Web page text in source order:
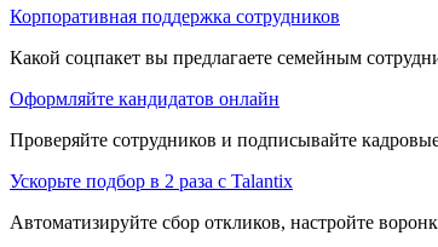
Корпоративная поддержка сотрудников
Какой соцпакет вы предлагаете семейным
Оформляйте кандидатов онлайн
Проверяйте сотрудников и подписывайте
Ускорьте подбор в 2 раза с Talantix
Автоматизируйте сбор откликов, настройте